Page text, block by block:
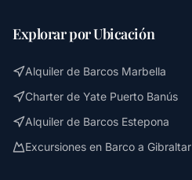
Explorar por Ubicación
Alquiler de Barcos Marbella
Charter de Yate Puerto Banús
Alquiler de Barcos Estepona
Excursiones en Barco a Gibraltar